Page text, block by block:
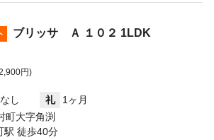
ブリッサ Ａ １０２ 1LDK
円)
なし 礼
1ヶ月
町大字角渕
駅 徒歩40分